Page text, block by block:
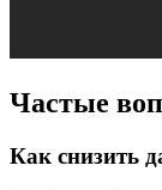
Частые
Как снизить